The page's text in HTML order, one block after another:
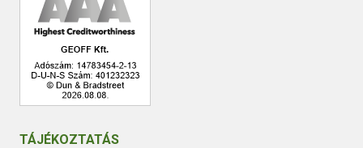
TÁJÉKOZTATÁS